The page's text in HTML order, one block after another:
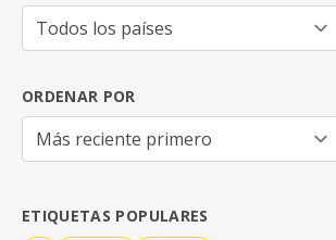
ORDENAR POR
ETIQUETAS POPULARES